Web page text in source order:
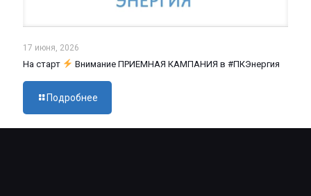
17 июня, 2026
На старт Внимание ПРИЕМНАЯ КАМПАНИЯ в #ПКЭнергия
Подробнее